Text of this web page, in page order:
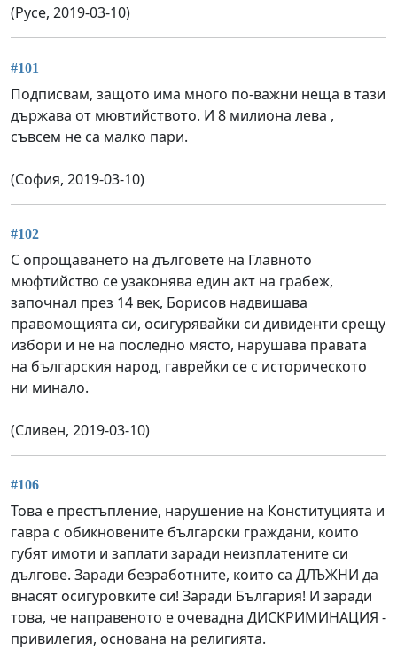
(Русе, 2019-03-10)
#101
Подписвам, защото има много по-важни неща в тази
държава от мювтийството. И 8 милиона лева ,
съвсем не са малко пари.
(София, 2019-03-10)
#102
С опрощаването на дълговете на Главното
мюфтийство се узаконява един акт на грабеж,
започнал през 14 век, Борисов надвишава
правомощията си, осигурявайки си дивиденти срещу
избори и не на последно място, нарушава правата
на българския народ, гаврейки се с историческото
ни минало.
(Сливен, 2019-03-10)
#106
Това е престъпление, нарушение на Конституцията и
гавра с обикновените български граждани, които
губят имоти и заплати заради неизплатените си
дългове. Заради безработните, които са ДЛЪЖНИ да
внасят осигуровките си! Заради България! И заради
това, че направеното е очевадна ДИСКРИМИНАЦИЯ -
привилегия, основана на религията.